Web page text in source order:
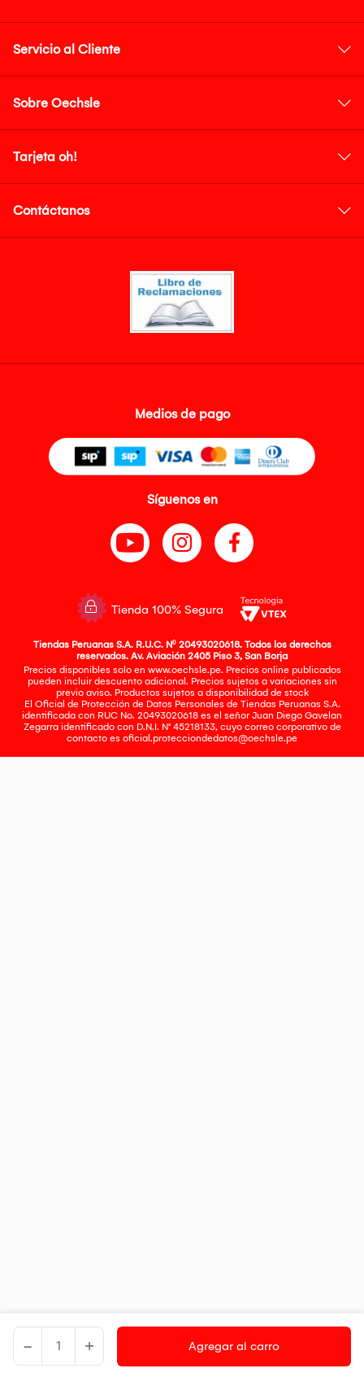
- + Agregar al carro
Servicio al Cliente
Sobre Oechsle
Tarjeta oh!
Contáctanos
Medios de pago
Síguenos en
Tienda 100% Segura
Tiendas Peruanas S.A. R.U.C. Nº 20493020618. Todos los derechos
reservados. Av. Aviación 2405 Piso 3, San Borja
Precios disponibles solo en www.oechsle.pe. Precios online publicados
pueden incluir descuento adicional. Precios sujetos a variaciones sin
previo aviso. Productos sujetos a disponibilidad de stock
El Oficial de Protección de Datos Personales de Tiendas Peruanas S.A.
identificada con RUC No. 20493020618 es el señor Juan Diego Gavelan
Zegarra identificado con D.N.I. N° 45218133, cuyo correo corporativo de
contacto es oficial.protecciondedatos@oechsle.pe